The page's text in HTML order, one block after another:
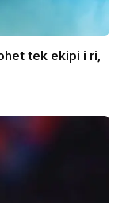
tek ekipi i ri,